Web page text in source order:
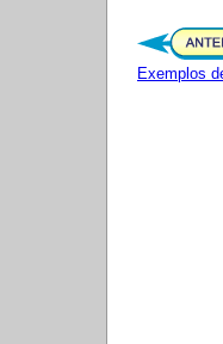
Exemplos